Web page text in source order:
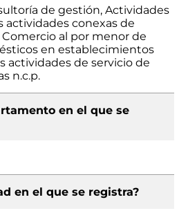
de gestión, Actividades
actividades conexas de
al por menor de
en establecimientos
actividades de servicio de
n.c.p.
en el que se
en el que se registra?